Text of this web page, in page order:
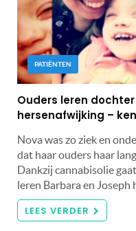
PATIËNTEN
Ouders leren
hersenafwijking –
Nova was zo ziek en
dat haar ouders haar
Dankzij cannabisolie
leren Barbara en
LEES VERDER